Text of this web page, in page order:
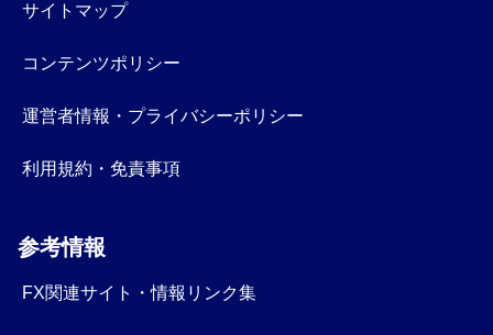
サイトマップ
コンテンツポリシー
運営者情報・プライバシーポリシー
利用規約・免責事項
参考情報
FX関連サイト・情報リンク集